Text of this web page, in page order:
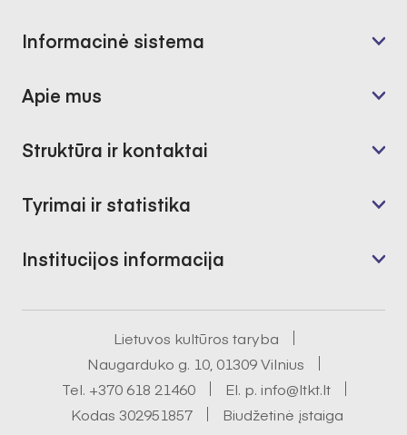
Informacinė sistema
Apie mus
Struktūra ir kontaktai
Tyrimai ir statistika
Institucijos informacija
Lietuvos kultūros taryba
Naugarduko g. 10, 01309 Vilnius
Tel. +370 618 21460 El. p. info@ltkt.lt
Kodas 302951857
Biudžetinė įstaiga